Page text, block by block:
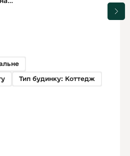
Тип будинку: Коттедж